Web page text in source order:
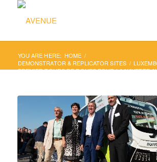
YOU ARE HERE: HOME /
DEMONSTRATOR & REPLICATOR SITES /
PREMIER TOURS DE ROUES POUR LA NAVETTE